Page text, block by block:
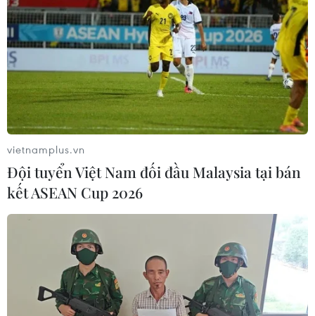
vietnamplus.vn
Đội tuyển Việt Nam đối đầu Malaysia tại bán
kết ASEAN Cup 2026